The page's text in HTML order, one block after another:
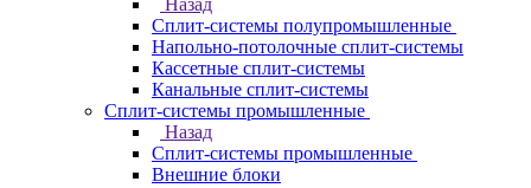
Назад
Сплит-системы полупромышленные
Напольно-потолочные сплит-системы
Кассетные сплит-системы
Канальные сплит-системы
Сплит-системы промышленные
Назад
Сплит-системы промышленные
Внешние блоки